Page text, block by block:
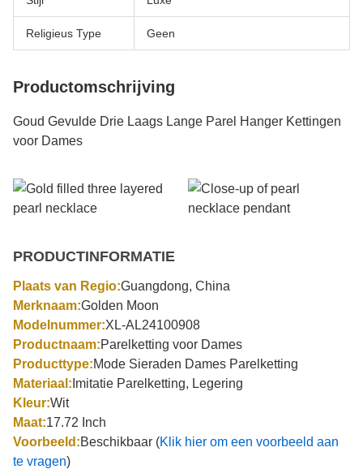
Religieus Type Geen
Productomschrijving
Goud Gevulde Drie Laags Lange Parel Hanger Kettingen
voor Dames
PRODUCTINFORMATIE
Plaats van Regio:Guangdong, China
Merknaam:Golden Moon
Modelnummer:XL-AL24100908
Productnaam:Parelketting voor Dames
Producttype:Mode Sieraden Dames Parelketting
Materiaal:Imitatie Parelketting, Legering
Kleur:Wit
Maat:17.72 Inch
Voorbeeld:Beschikbaar (Klik hier om een voorbeeld aan
te vragen)